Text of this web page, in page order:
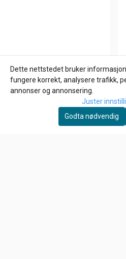
ZODIAC
ROCKER ARM SHIMS FOR
EVOLUTION & TWIN CAM,
Dette nettstedet bruker
fungere korrekt, analysere trafikk,
annonser og annonsering.
Juster
Godta nødvendig